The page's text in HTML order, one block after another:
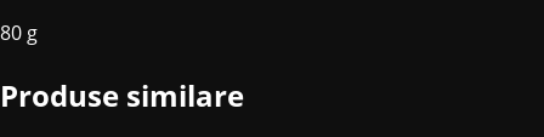
80 g
Produse similare